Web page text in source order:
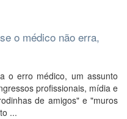
o médico não erra,
o erro médico, um assunto
profissionais, mídia e
de amigos" e "muros
...